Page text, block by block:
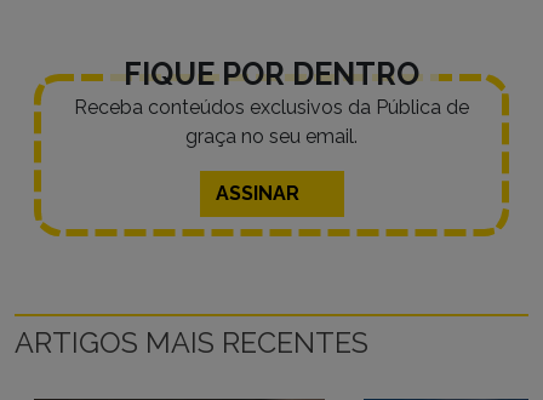
FIQUE POR DENTRO
Receba conteúdos exclusivos da Pública de
graça no seu email.
ASSINAR
ARTIGOS MAIS RECENTES